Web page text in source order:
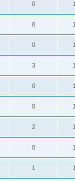
0
0
0
3
0
0
2
0
1